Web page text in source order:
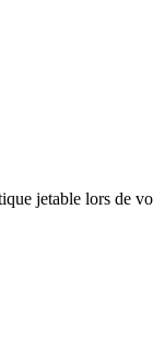
jetable lors de